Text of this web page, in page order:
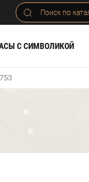
С СИМВОЛИКОЙ